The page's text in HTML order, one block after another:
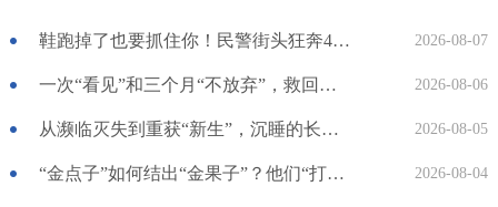
鞋跑掉了也要抓住你！民警街头狂奔400米擒贼 2026-08-07
一次“看见”和三个月“不放弃”，救回了一个孩子！ 2026-08-06
从濒临灭失到重获“新生”，沉睡的长征记忆如何被唤醒？ 2026-08-05
“金点子”如何结出“金果子”？他们“打开”法庭，让民意更畅通 2026-08-04